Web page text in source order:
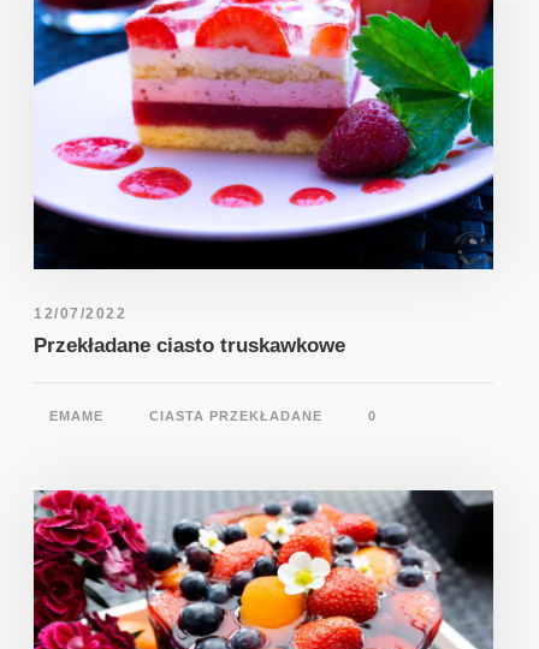
12/07/2022
Przekładane ciasto truskawkowe
EMAME CIASTA PRZEKŁADANE 0